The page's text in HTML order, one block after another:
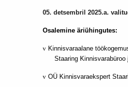
05. detsembril 2025.a.
Osalemine äriühingutes:
v Kinnisvaraalane
Staaring
v OÜ Kinnisvaraekspert